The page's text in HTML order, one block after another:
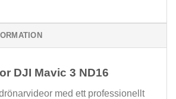
DJI Mavic 3 ND16
med ett professionellt